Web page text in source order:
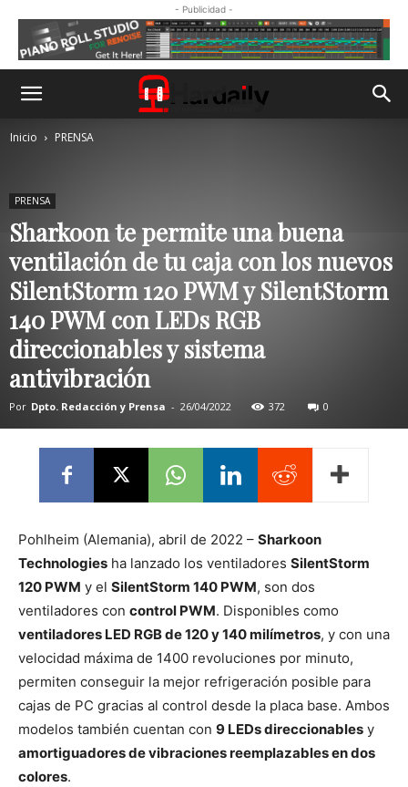
- Publicidad -
Inicio PRENSA
PRENSA
Sharkoon te permite una buena
ventilación de tu caja con los nuevos
SilentStorm 120 PWM y SilentStorm
140 PWM con LEDs RGB
direccionables y sistema
antivibración
Por Dpto. Redacción y Prensa - 26/04/2022 372 0
Pohlheim (Alemania), abril de 2022 – Sharkoon
Technologies ha lanzado los ventiladores SilentStorm
120 PWM y el SilentStorm 140 PWM, son dos
ventiladores con control PWM. Disponibles como
ventiladores LED RGB de 120 y 140 milímetros, y con una
velocidad máxima de 1400 revoluciones por minuto,
permiten conseguir la mejor refrigeración posible para
cajas de PC gracias al control desde la placa base. Ambos
modelos también cuentan con 9 LEDs direccionables y
amortiguadores de vibraciones reemplazables en dos
colores.